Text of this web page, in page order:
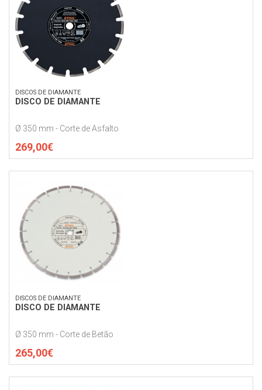
DISCOS DE DIAMANTE
DISCO DE DIAMANTE
Ø 350 mm - Corte de Asfalto
269,00€
DISCOS DE DIAMANTE
DISCO DE DIAMANTE
Ø 350 mm - Corte de Betão
265,00€